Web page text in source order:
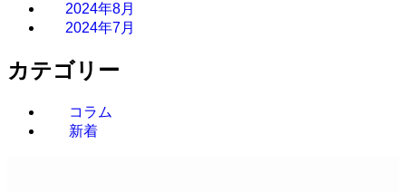
2024年8月
2024年7月
カテゴリー
コラム
新着